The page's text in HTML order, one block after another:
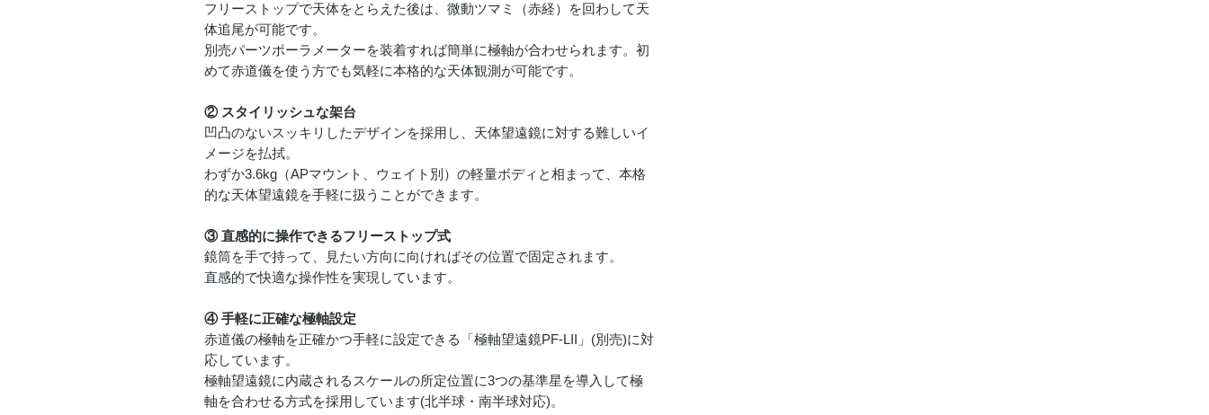
フリーストップで天体をとらえた後は、微動ツマミ（赤経）を回わして天
体追尾が可能です。
別売パーツポーラメーターを装着すれば簡単に極軸が合わせられます。初
めて赤道儀を使う方でも気軽に本格的な天体観測が可能です。
② スタイリッシュな架台
凹凸のないスッキリしたデザインを採用し、天体望遠鏡に対する難しいイ
メージを払拭。
わずか3.6kg（APマウント、ウェイト別）の軽量ボディと相まって、本格
的な天体望遠鏡を手軽に扱うことができます。
③ 直感的に操作できるフリーストップ式
鏡筒を手で持って、見たい方向に向ければその位置で固定されます。
直感的で快適な操作性を実現しています。
④ 手軽に正確な極軸設定
赤道儀の極軸を正確かつ手軽に設定できる「極軸望遠鏡PF-LII」(別売)に対
応しています。
極軸望遠鏡に内蔵されるスケールの所定位置に3つの基準星を導入して極
軸を合わせる方式を採用しています(北半球・南半球対応)。